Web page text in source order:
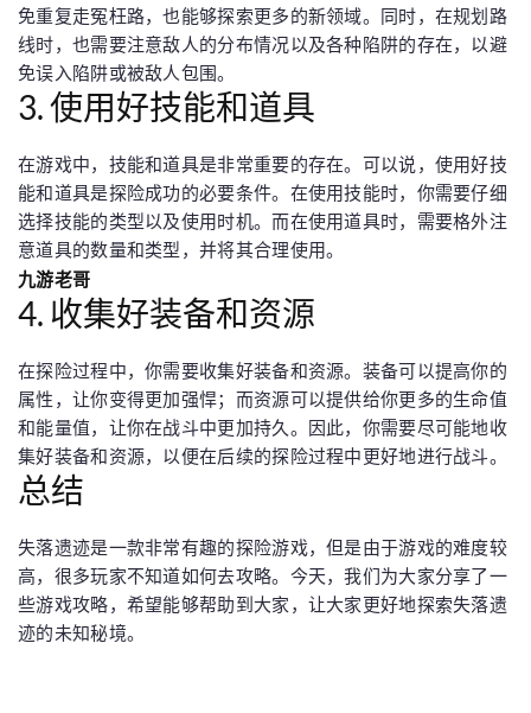
免重复走冤枉路，也能够探索更多的新领域。同时，在规划路
线时，也需要注意敌人的分布情况以及各种陷阱的存在，以避
免误入陷阱或被敌人包围。
3. 使用好技能和道具
在游戏中，技能和道具是非常重要的存在。可以说，使用好技
能和道具是探险成功的必要条件。在使用技能时，你需要仔细
选择技能的类型以及使用时机。而在使用道具时，需要格外注
意道具的数量和类型，并将其合理使用。
九游老哥
4. 收集好装备和资源
在探险过程中，你需要收集好装备和资源。装备可以提高你的
属性，让你变得更加强悍；而资源可以提供给你更多的生命值
和能量值，让你在战斗中更加持久。因此，你需要尽可能地收
集好装备和资源，以便在后续的探险过程中更好地进行战斗。
总结
失落遗迹是一款非常有趣的探险游戏，但是由于游戏的难度较
高，很多玩家不知道如何去攻略。今天，我们为大家分享了一
些游戏攻略，希望能够帮助到大家，让大家更好地探索失落遗
迹的未知秘境。